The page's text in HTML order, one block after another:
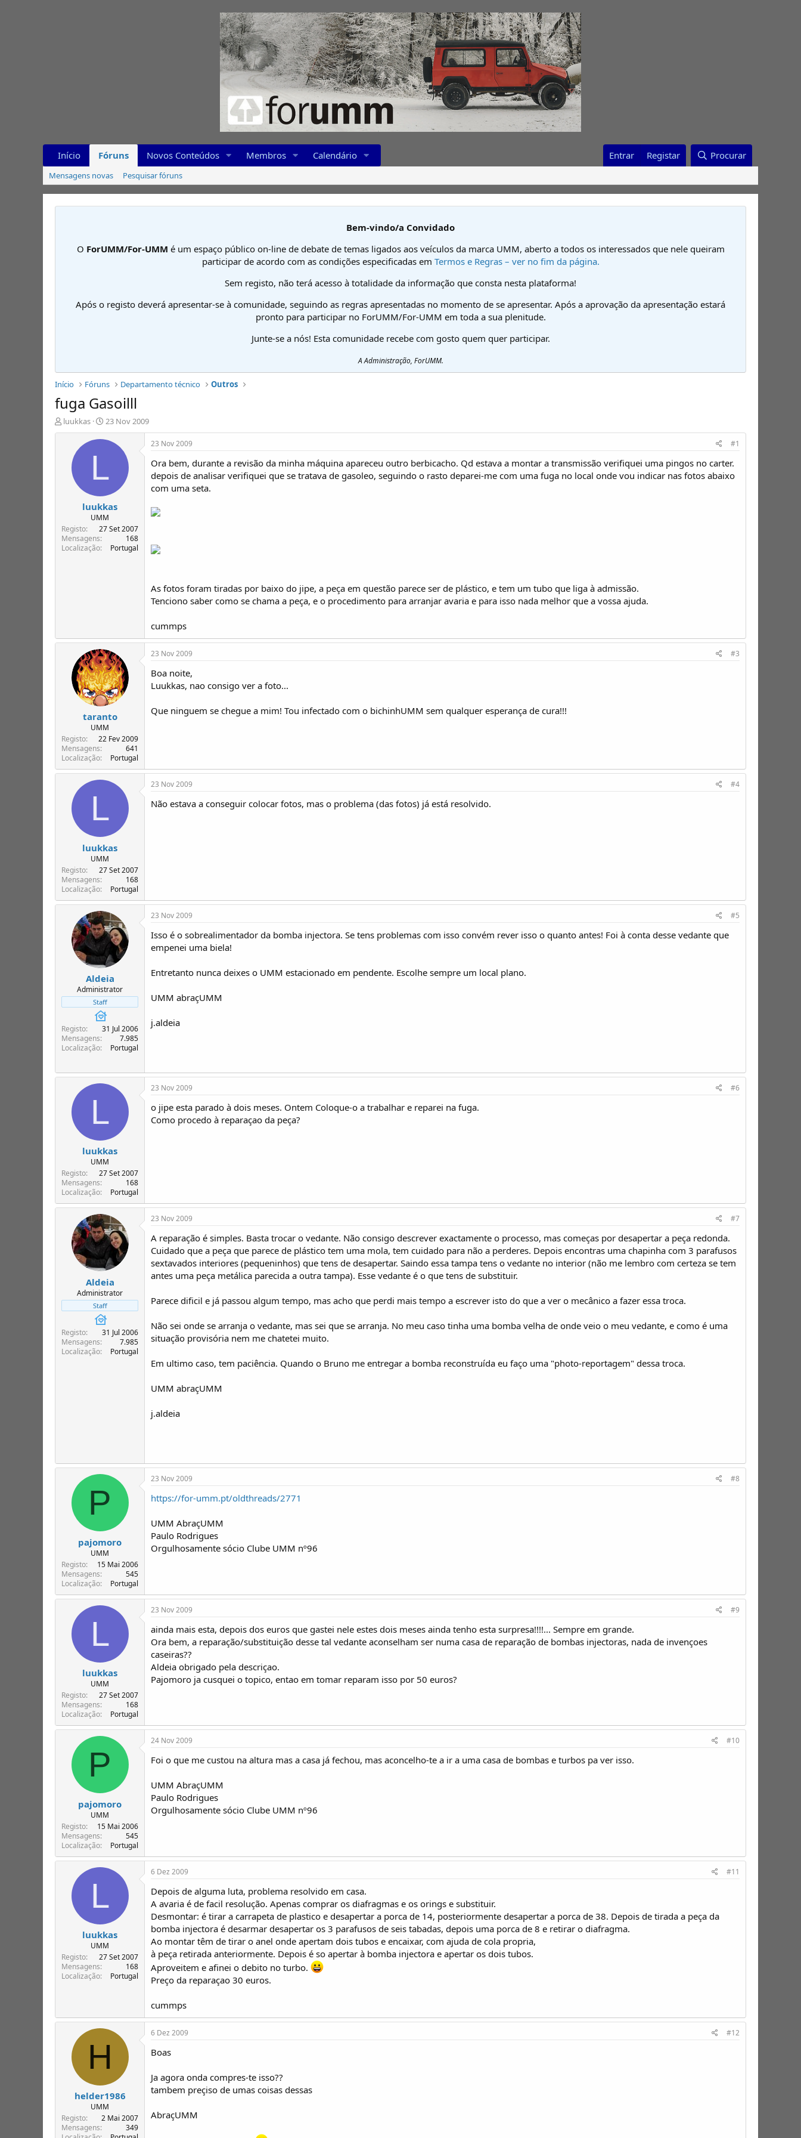
Início Fóruns Novos Conteúdos Membros Calendário Entrar Registar Procurar
Mensagens novas Pesquisar fóruns
Bem-vindo/a Convidado
O ForUMM/For-UMM é um espaço público on-line de debate de temas ligados aos veículos da marca UMM, aberto a todos os interessados que nele queiram
participar de acordo com as condições especificadas em Termos e Regras – ver no fim da página.
Sem registo, não terá acesso à totalidade da informação que consta nesta plataforma!
Após o registo deverá apresentar-se à comunidade, seguindo as regras apresentadas no momento de se apresentar. Após a aprovação da apresentação estará
pronto para participar no ForUMM/For-UMM em toda a sua plenitude.
Junte-se a nós! Esta comunidade recebe com gosto quem quer participar.
A Administração, ForUMM.
Início Fóruns Departamento técnico Outros
fuga Gasoilll
I
n
e
T
ó
luukkas
D
a
t
e
n
í
c
i
23 Nov 2009
L
luukkas
UMM
Registo
27 Set 2007
Mensagens
168
Localização
Portugal
23 Nov 2009 #1
Ora bem, durante a revisão da minha máquina apareceu outro berbicacho. Qd estava a montar a transmissão verifiquei uma pingos no carter.
depois de analisar verifiquei que se tratava de gasoleo, seguindo o rasto deparei-me com uma fuga no local onde vou indicar nas fotos abaixo
com uma seta.
As fotos foram tiradas por baixo do jipe, a peça em questão parece ser de plástico, e tem um tubo que liga à admissão.
Tenciono saber como se chama a peça, e o procedimento para arranjar avaria e para isso nada melhor que a vossa ajuda.
cummps
taranto
UMM
Registo
22 Fev 2009
Mensagens
641
Localização
Portugal
23 Nov 2009 #3
Boa noite,
Luukkas, nao consigo ver a foto...
Que ninguem se chegue a mim! Tou infectado com o bichinhUMM sem qualquer esperança de cura!!!
L
luukkas
UMM
Registo
27 Set 2007
Mensagens
168
Localização
Portugal
23 Nov 2009 #4
Não estava a conseguir colocar fotos, mas o problema (das fotos) já está resolvido.
Aldeia
Administrator
Staff
Registo
31 Jul 2006
Mensagens
7.985
Localização
Portugal
23 Nov 2009 #5
Isso é o sobrealimentador da bomba injectora. Se tens problemas com isso convém rever isso o quanto antes! Foi à conta desse vedante que
empenei uma biela!
Entretanto nunca deixes o UMM estacionado em pendente. Escolhe sempre um local plano.
UMM abraçUMM
j.aldeia
L
luukkas
UMM
Registo
27 Set 2007
Mensagens
168
Localização
Portugal
23 Nov 2009 #6
o jipe esta parado à dois meses. Ontem Coloque-o a trabalhar e reparei na fuga.
Como procedo à reparaçao da peça?
Aldeia
Administrator
Staff
Registo
31 Jul 2006
Mensagens
7.985
Localização
Portugal
23 Nov 2009 #7
A reparação é simples. Basta trocar o vedante. Não consigo descrever exactamente o processo, mas começas por desapertar a peça redonda.
Cuidado que a peça que parece de plástico tem uma mola, tem cuidado para não a perderes. Depois encontras uma chapinha com 3 parafusos
sextavados interiores (pequeninhos) que tens de desapertar. Saindo essa tampa tens o vedante no interior (não me lembro com certeza se tem
antes uma peça metálica parecida a outra tampa). Esse vedante é o que tens de substituir.
Parece dificil e já passou algum tempo, mas acho que perdi mais tempo a escrever isto do que a ver o mecânico a fazer essa troca.
Não sei onde se arranja o vedante, mas sei que se arranja. No meu caso tinha uma bomba velha de onde veio o meu vedante, e como é uma
situação provisória nem me chatetei muito.
Em ultimo caso, tem paciência. Quando o Bruno me entregar a bomba reconstruída eu faço uma "photo-reportagem" dessa troca.
UMM abraçUMM
j.aldeia
P
pajomoro
UMM
Registo
15 Mai 2006
Mensagens
545
Localização
Portugal
23 Nov 2009 #8
https://for-umm.pt/oldthreads/2771
UMM AbraçUMM
Paulo Rodrigues
Orgulhosamente sócio Clube UMM nº96
L
luukkas
UMM
Registo
27 Set 2007
Mensagens
168
Localização
Portugal
23 Nov 2009 #9
ainda mais esta, depois dos euros que gastei nele estes dois meses ainda tenho esta surpresa!!!!... Sempre em grande.
Ora bem, a reparação/substituição desse tal vedante aconselham ser numa casa de reparação de bombas injectoras, nada de invençoes
caseiras??
Aldeia obrigado pela descriçao.
Pajomoro ja cusquei o topico, entao em tomar reparam isso por 50 euros?
P
pajomoro
UMM
Registo
15 Mai 2006
Mensagens
545
Localização
Portugal
24 Nov 2009 #10
Foi o que me custou na altura mas a casa já fechou, mas aconcelho-te a ir a uma casa de bombas e turbos pa ver isso.
UMM AbraçUMM
Paulo Rodrigues
Orgulhosamente sócio Clube UMM nº96
L
luukkas
UMM
Registo
27 Set 2007
Mensagens
168
Localização
Portugal
6 Dez 2009 #11
Depois de alguma luta, problema resolvido em casa.
A avaria é de facil resolução. Apenas comprar os diafragmas e os orings e substituir.
Desmontar: é tirar a carrapeta de plastico e desapertar a porca de 14, posteriormente desapertar a porca de 38. Depois de tirada a peça da
bomba injectora é desarmar desapertar os 3 parafusos de seis tabadas, depois uma porca de 8 e retirar o diafragma.
Ao montar têm de tirar o anel onde apertam dois tubos e encaixar, com ajuda de cola propria,
à peça retirada anteriormente. Depois é so apertar à bomba injectora e apertar os dois tubos.
Aproveitem e afinei o debito no turbo.
Preço da reparaçao 30 euros.
cummps
H
helder1986
UMM
Registo
2 Mai 2007
Mensagens
349
6 Dez 2009 #12
Boas
Ja agora onda compres-te isso??
tambem preçiso de umas coisas dessas
AbraçUMM